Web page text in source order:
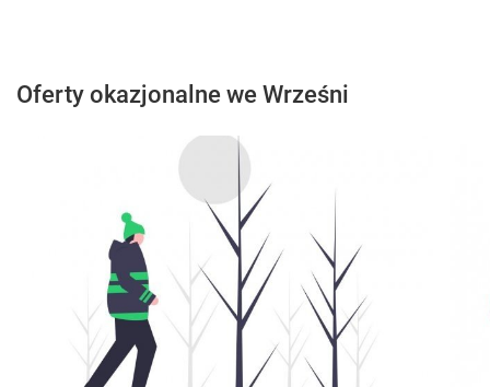
Oferty okazjonalne we Wrześni